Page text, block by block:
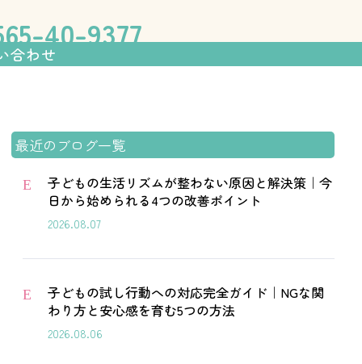
ばす学習塾「フォレスト個別
40-9377
合わせ
最近のブログ一覧
E
子どもの生活リズムが整わない原因と解決策｜今
日から始められる4つの改善ポイント
2026.08.07
E
子どもの試し行動への対応完全ガイド｜NGな関
わり方と安心感を育む5つの方法
2026.08.06